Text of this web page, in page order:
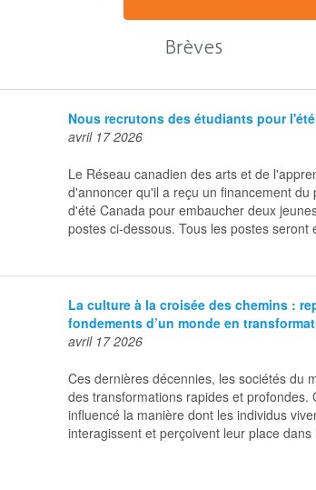
Brèves
Nous recrutons des étudiants pour
avril 17 2026
Le Réseau canadien des arts et de
d'annoncer qu'il a reçu un financement du
d'été Canada pour embaucher deux
postes ci-dessous. Tous les postes seront
La culture à la croisée des chemins :
fondements d’un monde en
avril 17 2026
Ces dernières décennies, les sociétés du
des transformations rapides et profondes.
influencé la manière dont les individus
interagissent et perçoivent leur place dans